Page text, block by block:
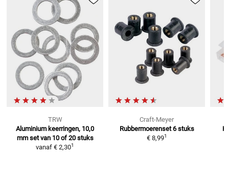
TRW
Aluminium keerringen, 10,0
mm set van 10 of 20 stuks
vanaf € 2,301
Craft-Meyer
Rubbermoerenset 6 stuks
€ 8,991